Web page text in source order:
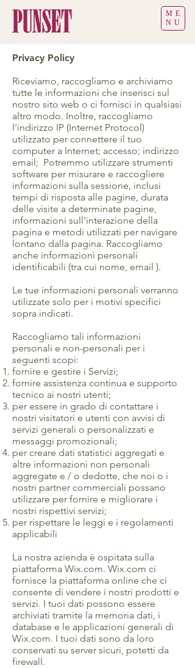
ME
NU
Privacy Policy
Riceviamo, raccogliamo e archiviamo
tutte le informazioni che inserisci sul
nostro sito web o ci fornisci in qualsiasi
altro modo. Inoltre, raccogliamo
l'indirizzo IP (Internet Protocol)
utilizzato per connettere il tuo
computer a Internet; accesso; indirizzo
email; Potremmo utilizzare strumenti
software per misurare e raccogliere
informazioni sulla sessione, inclusi
tempi di risposta alle pagine, durata
delle visite a determinate pagine,
informazioni sull'interazione della
pagina e metodi utilizzati per navigare
lontano dalla pagina. Raccogliamo
anche informazioni personali
identificabili (tra cui nome, email ).
Le tue informazioni personali verranno
utilizzate solo per i motivi specifici
sopra indicati.
Raccogliamo tali informazioni
personali e non-personali per i
seguenti scopi:
fornire e gestire i Servizi;
fornire assistenza continua e supporto
tecnico ai nostri utenti;
per essere in grado di contattare i
nostri visitatori e utenti con avvisi di
servizi generali o personalizzati e
messaggi promozionali;
per creare dati statistici aggregati e
altre informazioni non personali
aggregate e / o dedotte, che noi o i
nostri partner commerciali possano
utilizzare per fornire e migliorare i
nostri rispettivi servizi;
per rispettare le leggi e i regolamenti
applicabili
La nostra azienda è ospitata sulla
piattaforma Wix.com. Wix.com ci
fornisce la piattaforma online che ci
consente di vendere i nostri prodotti e
servizi. I tuoi dati possono essere
archiviati tramite la memoria dati, i
database e le applicazioni generali di
Wix.com. I tuoi dati sono da loro
conservati su server sicuri, potetti da
firewall.